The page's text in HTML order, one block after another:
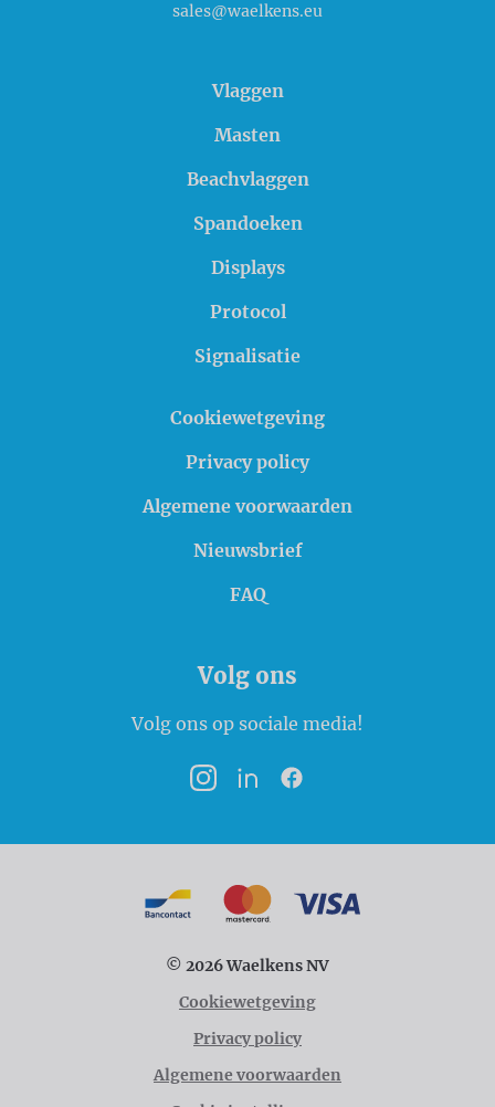
sales@waelkens.eu
Vlaggen
Masten
Beachvlaggen
Spandoeken
Displays
Protocol
Signalisatie
Cookiewetgeving
Privacy policy
Algemene voorwaarden
Nieuwsbrief
FAQ
Volg ons
Volg ons op sociale media!
InstagramLinkedInFacebook
© 2026 Waelkens NV
Cookiewetgeving
Privacy policy
Algemene voorwaarden
Betaalmogelijkheden
BancontactMasterCard
VISA